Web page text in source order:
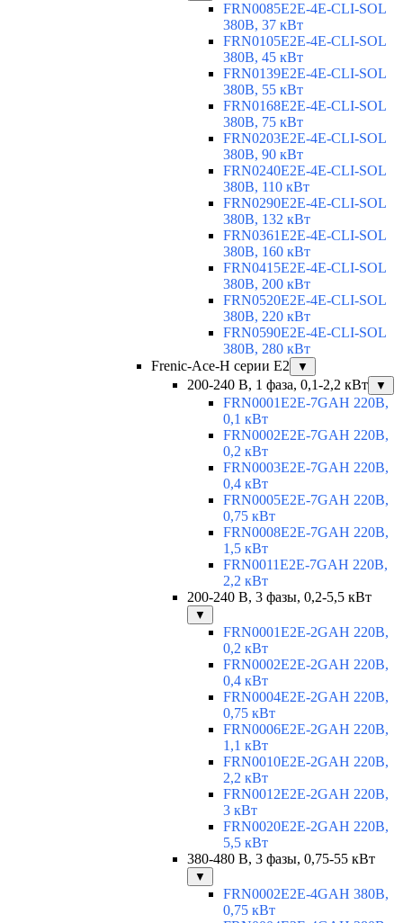
FRN0085E2E-4E-CLI-SOL
380В, 37 кВт
FRN0105E2E-4E-CLI-SOL
380В, 45 кВт
FRN0139E2E-4E-CLI-SOL
380В, 55 кВт
FRN0168E2E-4E-CLI-SOL
380В, 75 кВт
FRN0203E2E-4E-CLI-SOL
380В, 90 кВт
FRN0240E2E-4E-CLI-SOL
380В, 110 кВт
FRN0290E2E-4E-CLI-SOL
380В, 132 кВт
FRN0361E2E-4E-CLI-SOL
380В, 160 кВт
FRN0415E2E-4E-CLI-SOL
380В, 200 кВт
FRN0520E2E-4E-CLI-SOL
380В, 220 кВт
FRN0590E2E-4E-CLI-SOL
380В, 280 кВт
Frenic-Ace-H серии E2
▼
200-240 В, 1 фаза, 0,1-2,2 кВт ▼
FRN0001E2E-7GAH 220В,
0,1 кВт
FRN0002E2E-7GAH 220В,
0,2 кВт
FRN0003E2E-7GAH 220В,
0,4 кВт
FRN0005E2E-7GAH 220В,
0,75 кВт
FRN0008E2E-7GAH 220В,
1,5 кВт
FRN0011E2E-7GAH 220В,
2,2 кВт
200-240 В, 3 фазы, 0,2-5,5 кВт
▼
FRN0001E2E-2GAH 220В,
0,2 кВт
FRN0002E2E-2GAH 220В,
0,4 кВт
FRN0004E2E-2GAH 220В,
0,75 кВт
FRN0006E2E-2GAH 220В,
1,1 кВт
FRN0010E2E-2GAH 220В,
2,2 кВт
FRN0012E2E-2GAH 220В,
3 кВт
FRN0020E2E-2GAH 220В,
5,5 кВт
380-480 В, 3 фазы, 0,75-55 кВт
▼
FRN0002E2E-4GAH 380В,
0,75 кВт